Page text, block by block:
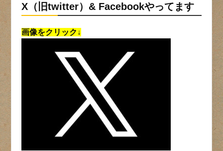
X（旧twitter）& Facebookやってます
画像をクリック↓